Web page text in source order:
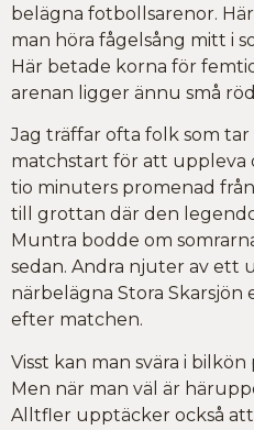
belägna fotbollsarenor.
man höra fågelsång mitt i
Här betade korna för
arenan ligger ännu små
Jag träffar ofta folk som
matchstart för att uppleva
tio minuters promenad
till grottan där den
Muntra bodde om
sedan. Andra njuter av ett
närbelägna Stora Skarsjön
efter matchen.
Visst kan man svära i
Men när man väl är
Alltfler upptäcker också